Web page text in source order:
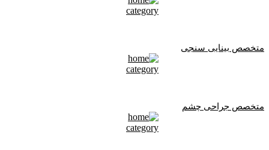
متخصص بینایی سنجی
متخصص جراحی چشم